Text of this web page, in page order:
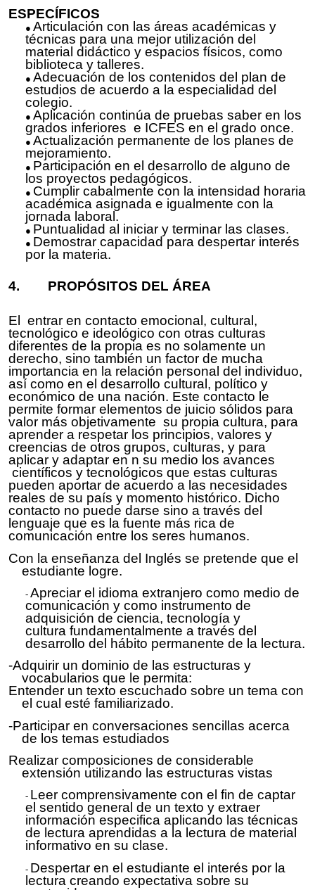
ESPECÍFICOS
Articulación con las áreas académicas y
técnicas para una mejor utilización del
material didáctico y espacios físicos, como
biblioteca y talleres.
Adecuación de los contenidos del plan de
estudios de acuerdo a la especialidad del
colegio.
Aplicación continúa de pruebas saber en los
grados inferiores e ICFES en el grado once.
Actualización permanente de los planes de
mejoramiento.
Participación en el desarrollo de alguno de
los proyectos pedagógicos.
Cumplir cabalmente con la intensidad horaria
académica asignada e igualmente con la
jornada laboral.
Puntualidad al iniciar y terminar las clases.
Demostrar capacidad para despertar interés
por la materia.
4. PROPÓSITOS DEL ÁREA
El entrar en contacto emocional, cultural,
tecnológico e ideológico con otras culturas
diferentes de la propia es no solamente un
derecho, sino también un factor de mucha
importancia en la relación personal del individuo,
así como en el desarrollo cultural, político y
económico de una nación. Este contacto le
permite formar elementos de juicio sólidos para
valor más objetivamente su propia cultura, para
aprender a respetar los principios, valores y
creencias de otros grupos, culturas, y para
aplicar y adaptar en n su medio los avances
científicos y tecnológicos que estas culturas
pueden aportar deacuerdo a las necesidades
reales de su país y momento histórico. Dicho
contacto no puede darse sino a través del
lenguaje que es la fuente más rica de
comunicación entre los seres humanos.
Con la enseñanza del Inglés se pretende que el
estudiante logre.
Apreciar el idioma extranjero como medio de
comunicación y como instrumento de
adquisición de ciencia,tecnología y
cultura fundamentalmente a través del
desarrollo del hábito permanente de la lectura.
-Adquirir un dominio de las estructuras y
vocabularios que le permita:
Entender un texto escuchado sobre un tema con
el cual esté familiarizado.
-Participar en conversaciones sencillas acerca
de los temas estudiados
Realizar composiciones de considerable
extensión utilizando las estructuras vistas
Leer comprensivamente con el fin de captar
el sentido general de un texto y extraer
información especifica aplicando las técnicas
de lectura aprendidas a la lectura de material
informativo en su clase.
Despertar en el estudiante el interés por la
lectura creando expectativa sobre su